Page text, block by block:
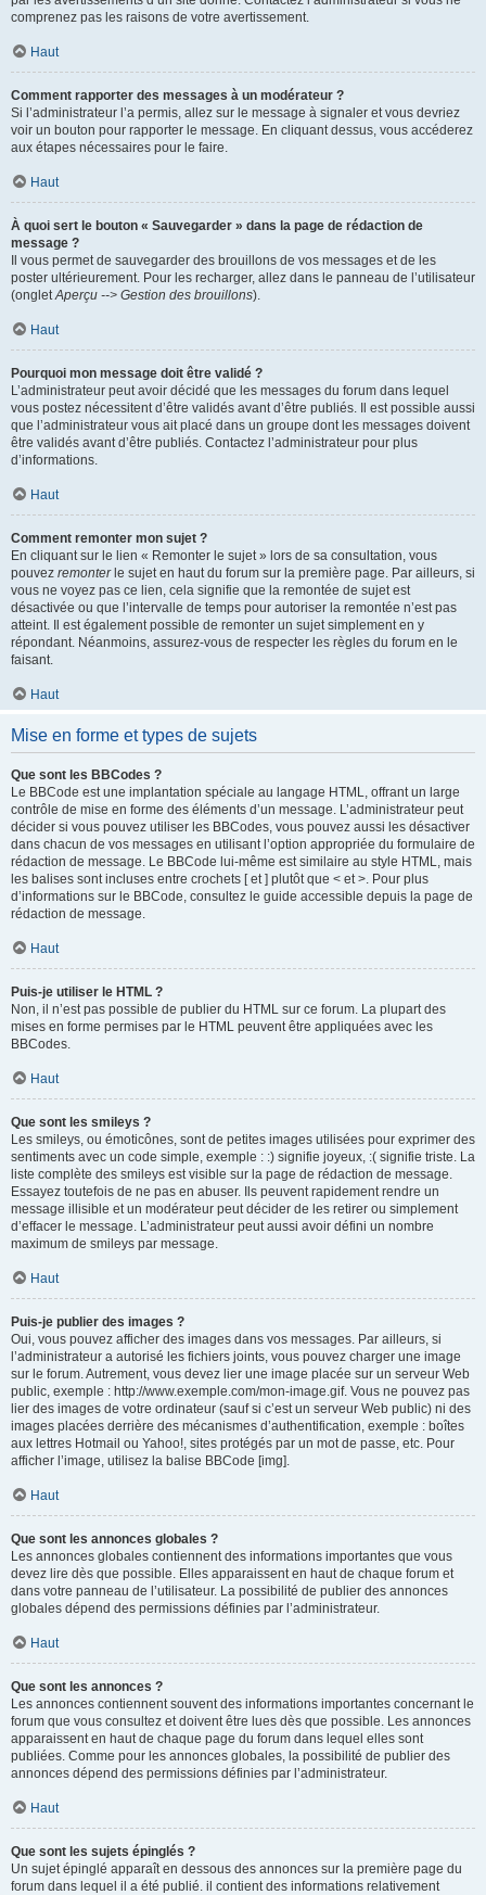
comprenez pas les raisons de votre avertissement.
Haut
Comment rapporter des messages à un modérateur ?
Si l’administrateur l’a permis, allez sur le message à signaler et vous devriez
voir un bouton pour rapporter le message. En cliquant dessus, vous accéderez
aux étapes nécessaires pour le faire.
Haut
À quoi sert le bouton « Sauvegarder » dans la page de rédaction de
message ?
Il vous permet de sauvegarder des brouillons de vos messages et de les
poster ultérieurement. Pour les recharger, allez dans le panneau de l’utilisateur
(ongletAperçu --> Gestion des brouillons).
Haut
Pourquoi mon message doit être validé ?
L’administrateur peut avoir décidé que les messages du forum dans lequel
vous postez nécessitent d’être validés avant d’être publiés. Il est possible aussi
que l’administrateur vous ait placé dans un groupe dont les messages doivent
être validés avant d’être publiés. Contactez l’administrateur pour plus
d’informations.
Haut
Comment remonter mon sujet ?
En cliquant sur le lien « Remonter le sujet » lors de sa consultation, vous
pouvez remonterle sujet en haut du forum sur la première page. Par ailleurs, si
vous ne voyez pas ce lien, cela signifie que la remontée de sujet est
désactivée ou que l’intervalle de temps pour autoriser la remontée n’est pas
atteint. Il est également possible de remonter un sujet simplement en y
répondant. Néanmoins, assurez-vous de respecter les règles du forum en le
faisant.
Haut
Mise en forme et types de sujets
Que sont les BBCodes ?
Le BBCode est une implantation spéciale au langage HTML, offrant un large
contrôle de mise en forme des éléments d’un message. L’administrateur peut
décider si vous pouvez utiliser les BBCodes, vous pouvez aussi les désactiver
dans chacun de vos messages en utilisant l’option appropriée du formulaire de
rédaction de message. Le BBCode lui-même est similaire au style HTML, mais
les balises sont incluses entre crochets [ et ] plutôt que < et >. Pour plus
d’informations sur le BBCode, consultez le guide accessible depuis la page de
rédaction de message.
Haut
Puis-je utiliser le HTML ?
Non, il n’est pas possible de publier du HTML sur ce forum. La plupart des
mises en forme permises par le HTML peuvent être appliquées avec les
BBCodes.
Haut
Que sont les smileys ?
Les smileys, ou émoticônes, sont de petites images utilisées pour exprimer des
sentiments avec un code simple, exemple : :) signifie joyeux, :( signifie triste. La
liste complète des smileys est visible sur la page de rédaction de message.
Essayez toutefois de ne pas en abuser. Ils peuvent rapidement rendre un
message illisible et un modérateur peut décider de les retirer ou simplement
d’effacer le message. L’administrateur peut aussi avoir défini un nombre
maximum de smileys par message.
Haut
Puis-je publier des images ?
Oui, vous pouvez afficher des images dans vos messages. Par ailleurs, si
l’administrateur a autorisé les fichiers joints, vous pouvez charger une image
sur le forum. Autrement, vous devez lier une image placée sur un serveur Web
public, exemple : http://www.exemple.com/mon-image.gif. Vous ne pouvez pas
lier des images de votre ordinateur (sauf si c’est un serveur Web public) ni des
images placées derrière des mécanismes d’authentification, exemple : boîtes
aux lettres Hotmail ou Yahoo!, sites protégés par un mot de passe, etc. Pour
afficher l’image, utilisez la balise BBCode [img].
Haut
Que sont les annonces globales ?
Les annonces globales contiennent des informations importantes que vous
devez lire dès que possible. Elles apparaissent en haut de chaque forum et
dans votre panneau de l’utilisateur. La possibilité de publier des annonces
globales dépend des permissions définies par l’administrateur.
Haut
Que sont les annonces ?
Les annonces contiennent souvent des informations importantes concernant le
forum que vous consultez et doivent être lues dès que possible. Les annonces
apparaissent en haut de chaque page du forum dans lequel elles sont
publiées. Comme pour les annonces globales, la possibilité de publier des
annonces dépend des permissions définies par l’administrateur.
Haut
Que sont les sujets épinglés ?
Un sujet épinglé apparaît en dessous des annonces sur la première page du
forum dans lequel il a été publié. il contient des informations relativement